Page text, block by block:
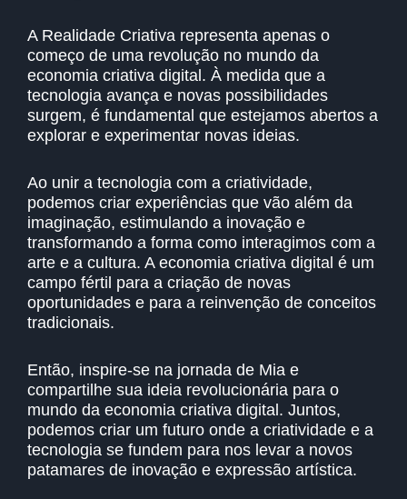
A Realidade Criativa representa apenas o
começo de uma revolução no mundo da
economia criativa digital. À medida que a
tecnologia avança e novas possibilidades
surgem, é fundamental que estejamos abertos a
explorar e experimentar novas ideias.
Ao unir a tecnologia com a criatividade,
podemos criar experiências que vão além da
imaginação, estimulando a inovação e
transformando a forma como interagimos com a
arte e a cultura. A economia criativa digital é um
campo fértil para a criação de novas
oportunidades e para a reinvenção de conceitos
tradicionais.
Então, inspire-se na jornada de Mia e
compartilhe sua ideia revolucionária para o
mundo da economia criativa digital. Juntos,
podemos criar um futuro onde a criatividade e a
tecnologia se fundem para nos levar a novos
patamares de inovação e expressão artística.